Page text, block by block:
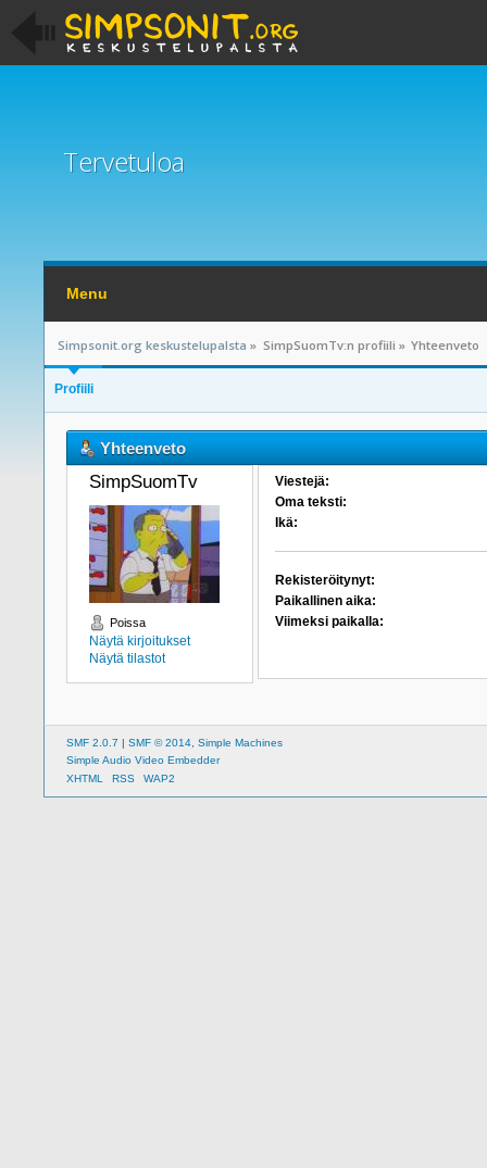
Tervetuloa
Menu
Simpsonit.org keskustelupalsta » SimpSuomTv:n profiili » Yhteenveto
Profiili
Yhteenveto
SimpSuomTv
Poissa
Näytä kirjoitukset
Näytä tilastot
Viestejä:
Oma teksti:
Ikä:
Rekisteröitynyt:
Paikallinen aika:
Viimeksi paikalla:
SMF 2.0.7 | SMF © 2014 Simple Machines
Simple Audio Video Embedder
XHTML
RSS WAP2